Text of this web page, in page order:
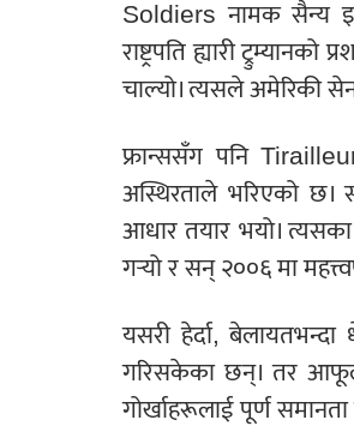
Soldiers नामक सैन्य
राष्ट्रपति ह्यारी
चाल्यो। त्यसले अमेरिकी
फ्रान्ससँग पनि
अस्थिरताले भरिएको छ।
आधार तयार भयो।
गर्‍यो र सन् २००६ मा
यसरी हेर्दा,
गरिसकेका छन्। तर
गोर्खाहरूलाई पूर्ण